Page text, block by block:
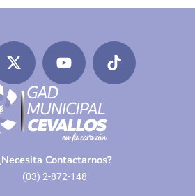
Contactarnos?
(03) 2-872-148